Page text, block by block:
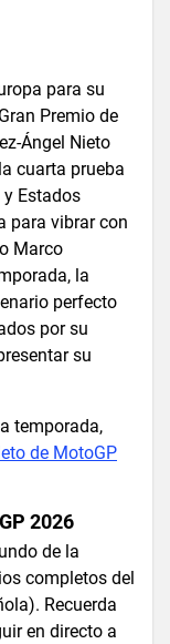
para su
Premio de
Ángel Nieto
cuarta prueba
Estados
para vibrar con
Marco
la
perfecto
por su
su
temporada,
de MotoGP
2026
de la
completos del
Recuerda
en directo a